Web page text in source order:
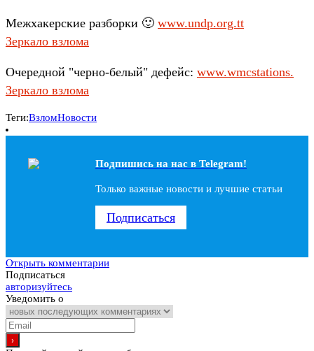
Межхакерские разборки 🙂 www.undp.org.tt
Зеркало взлома
Очередной "черно-белый" дефейс: www.wmcstations.
Зеркало взлома
Теги:ВзломНовости
Подпишись на наc в Telegram!
Только важные новости и лучшие статьи
Подписаться
Открыть комментарии
Подписаться
авторизуйтесь
Уведомить о